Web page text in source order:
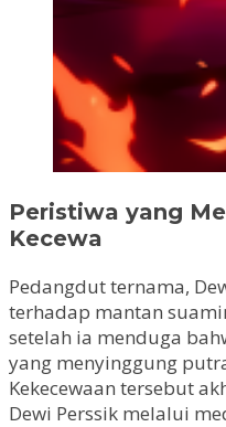
Peristiwa yang
Kecewa
Pedangdut ternama,
terhadap mantan
setelah ia menduga
yang menyinggung
Kekecewaan tersebut
Dewi Perssik melalui